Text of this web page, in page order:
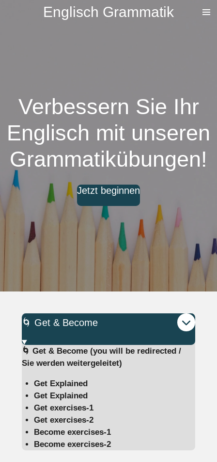
Englisch Grammatik
Verbessern Sie Ihr
Englisch mit unseren
Grammatikübungen!
Jetzt beginnen
🌀 Get & Become
🌀 Get & Become (you will be redirected /
Sie werden weitergeleitet)
Get Explained
Get Explained
​Get exercises-1
Get exercises-2
Become exercises-1
Become exercises-2